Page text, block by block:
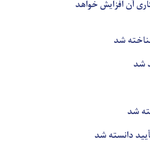
آن افزایش خواهد
شد
شد
شد
دانسته شد